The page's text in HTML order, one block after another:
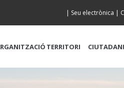
| Seu electrònica |
TERRITORI